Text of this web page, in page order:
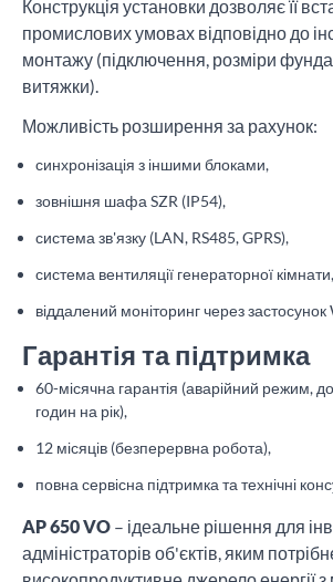
Конструкція установки дозволяє її
промислових умовах відповідно до
монтажу (підключення, розміри
витяжки).
Можливість розширення за рахунок:
синхронізація з іншими блоками,
зовнішня шафа SZR (IP54),
система зв'язку (LAN, RS485, GPRS),
система вентиляції генераторної кімнати,
віддалений моніторинг через
Гарантія та підтримка
60-місячна гарантія (аварійний режим,
годин на рік),
12 місяців (безперервна робота),
повна сервісна підтримка та технічні
AP 650 VO – ідеальне рішення для
адміністраторів об'єктів, яким